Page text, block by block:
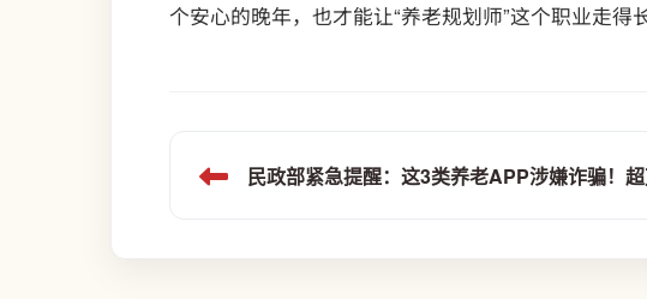
个安心的晚年，也才能让“养老规划师”这个职业走得
民政部紧急提醒：这3类养老APP涉嫌诈骗！超